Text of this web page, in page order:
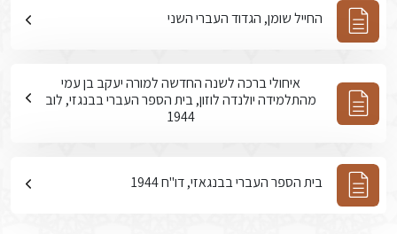
החייל שומן, הגדוד העברי השני
איחולי ברכה לשנה החדשה למורה יעקב בן עמי
מהתלמידה יולנדה לוזון, בית הספר העברי בבנגזי, לוב
1944
בית הספר העברי בבנגאזי, דו"ח 1944